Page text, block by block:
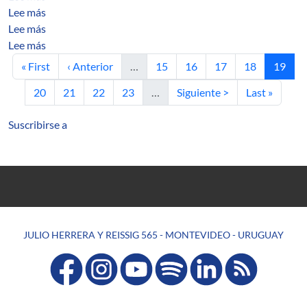
Lee mássobre C 1 stable maps: examples without saddles.
Lee mássobre Dynamically defined Cantor sets under the
Lee mássobre Dual boundary-element method: Simple error
Primera página
« First Página anterior
‹ Anterior … Página
15 Página
16 Página
17 Página
18
19
Página
20 Página
21 Página
22 Página
23 … Siguiente página
Siguiente > Última
Last »
Suscribirse a
JULIO HERRERA Y REISSIG 565 - MONTEVIDEO - URUGUAY